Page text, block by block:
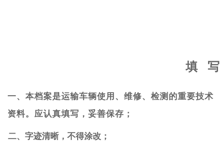
填 写
一、本档案是运输车辆使用、维修、检测的重要技术
资料。应认真填写，妥善保存；
二、字迹清晰， 不得涂改；